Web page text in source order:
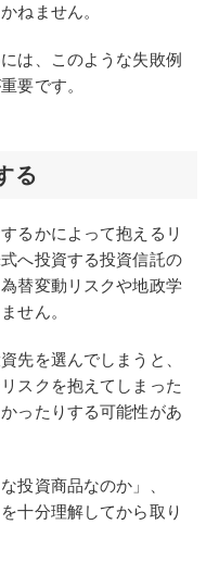
ねません。
は、このような失敗例
要です。
る
るかによって抱えるリ
へ投資する投資信託の
替変動リスクや地政学
せん。
先を選んでしまうと、
スクを抱えてしまった
ったりする可能性があ
投資商品なのか」、
十分理解してから取り